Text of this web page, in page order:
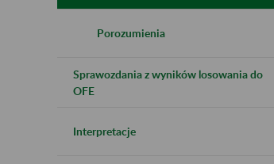
Porozumienia
Sprawozdania z wyników losowania do
OFE
Interpretacje